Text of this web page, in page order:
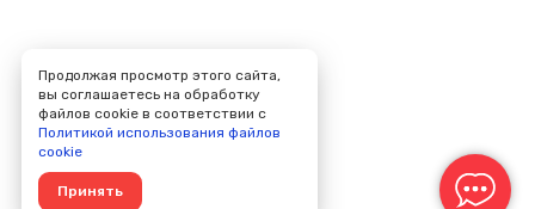
Продолжая просмотр этого сайта,
вы соглашаетесь на обработку
файлов cookie в соответствии с
Политикой использования файлов
cookie
Принять